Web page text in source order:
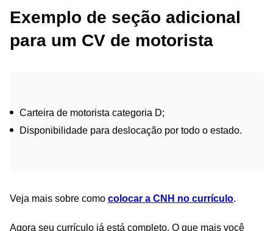
Exemplo de seção adicional
para um CV de motorista
Carteira de motorista categoria D;
Disponibilidade para deslocação por todo o estado.
Veja mais sobre como colocar a CNH no currículo.
Agora seu currículo já está completo. O que mais você